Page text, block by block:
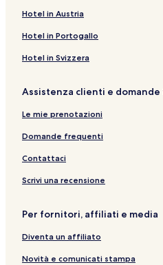
Hotel in Austria
Hotel in Portogallo
Hotel in Svizzera
Assistenza clienti e
Le mie prenotazioni
Domande frequenti
Contattaci
Scrivi una recensione
Per fornitori, affiliati e media
Diventa un affiliato
Novità e comunicati stampa